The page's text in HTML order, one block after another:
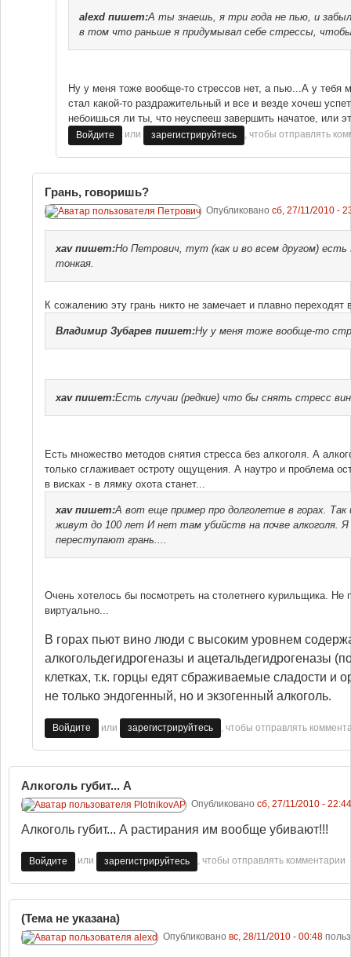
alexd пишет:А ты знаешь, я три года не пью, и
в том что раньше я придумывал себе стрессы,
Ну у меня тоже вообще-то стрессов нет, а пью...А у тебя
стал какой-то раздражительный и все и везде хочеш
небоишься ли ты, что неуспееш завершить начатое, или
Войдите или зарегистрируйтесь , чтобы отправлять
Грань, говоришь?
Опубликовано сб, 27/11/2010 -
xavпишет:Но Петрович, тут (как и во всем другом)
тонкая.
К сожалению эту грань никто не замечает и плавно переходят
Владимир Зубарев пишет:Ну у меня тоже вообще-то
xavпишет:Есть случаи (редкие) что бы снять стресс
Есть множество методов снятия стресса без алкоголя. А
только сглаживает остроту ощущения. А наутро и проблема
в висках - в лямку охота станет...
xavпишет:А вот еще пример про долголетие в горах.
живут до 100 лет И нет там убийств на почве алкоголя.
переступают грань....
Очень хотелось бы посмотреть на столетнего курильщика. Не
виртуально...
В горах пьют вино люди с высоким уровнем
алкогольдегидрогеназы и ацетальдегидрогеназы
клетках, т.к. горцы едят сбраживаемые сладости и
не только эндогенный, но и экзогенный алкоголь.
Войдите или зарегистрируйтесь , чтобы отправлять
Алкоголь губит... А
Опубликовано сб, 27/11/2010 - 22:44
Алкоголь губит... А растирания им вообще убивают!!!
Войдите или зарегистрируйтесь , чтобы отправлять комментарии
(Тема не указана)
Опубликовано вс, 28/11/2010 - 00:48